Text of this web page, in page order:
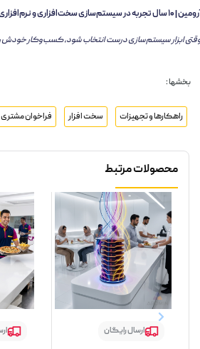
تجربه در سیستم‌سازی سخت‌افزاری و نرم‌افزاری کسب‌وکار
ابزار سیستم‌سازی درست انتخاب شود، کسب‌وکار خودش
بخشها :
راهکارها و تجهیزات سخت افزار فراخوان مشتری
محصولات مرتبط
ارسال رایگان